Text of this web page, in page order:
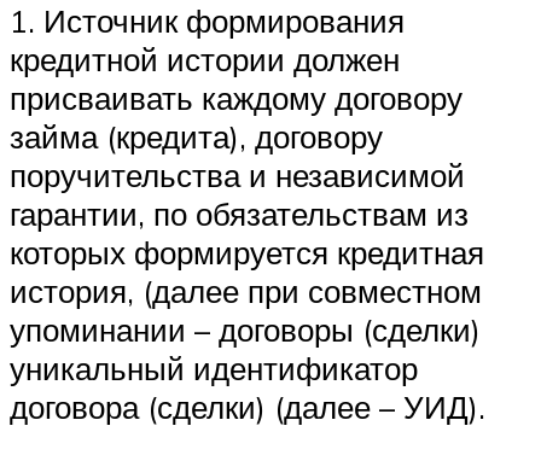
1. Источник формирования
кредитной истории должен
присваивать каждому договору
займа (кредита), договору
поручительства и независимой
гарантии, по обязательствам из
которых формируется кредитная
история, (далее при совместном
упоминании – договоры (сделки)
уникальный идентификатор
договора (сделки) (далее – УИД).